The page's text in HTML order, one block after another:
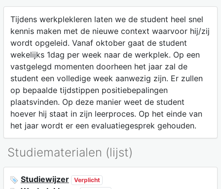
Tijdens werkplekleren laten we de student heel snel
kennis maken met de nieuwe context waarvoor hij/zij
wordt opgeleid. Vanaf oktober gaat de student
wekelijks 1dag per week naar de werkplek. Op een
vastgelegd momenten doorheen het jaar zal de
student een volledige week aanwezig zijn. Er zullen
op bepaalde tijdstippen positiebepalingen
plaatsvinden. Op deze manier weet de student
hoever hij staat in zijn leerproces. Op het einde van
het jaar wordt er een evaluatiegesprek gehouden.
Studiematerialen (lijst)
Studiewijzer Verplicht